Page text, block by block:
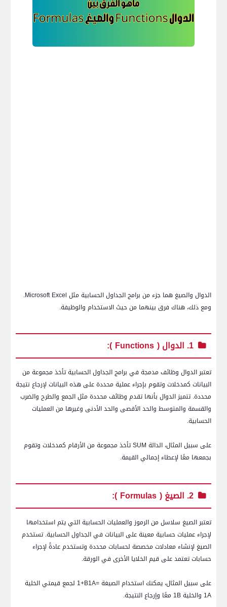
الدوال والصيغ هما جزء من برامج الجداول الحسابية مثل Microsoft Excel
.
ومع ذلك، هناك فرق بينهما من حيث الاستخدام والوظيفة.
1. الدوال ( Functions
):
تعتبر الدوال وظائف مدمجة في برامج الجداول الحسابية تأخذ مجموعة من
البيانات كمدخلات وتقوم بإجراء عملية محددة على هذه البيانات لإرجاع نتيجة
محددة. تتميز الدوال بأنها تقدم وظائف محددة مثل الجمع والطرح والضرب
والقسمة والمتوسط والحد الأقصى والحد الأدنى وغيرها من العمليات
الحسابية.
على سبيل المثال، الدالة SUMتأخذ مجموعة من الأرقام كمدخلات وتقوم
بجمعها معًا لإعطاء إجمالي القيمة.
2. الصيغ ( Formulas
):
تعتبر الصيغ سلاسل من الرموز والعمليات الحسابية التي يتم استخدامها
لإجراء عمليات حسابية معينة على البيانات في الجداول الحسابية. تستخدم
الصيغ لإنشاء معادلات مخصصة لحسابات محددة وتستخدم عادةً لإجراء
حسابات تعتمد على قيم الخلايا الأخرى في الورقة.
على سبيل المثال، يمكنك استخدام الصيغة =A
1
+B1 لجمع قيمتي الخلية
A1 والخلية B1 معًا وإرجاع النتيجة.